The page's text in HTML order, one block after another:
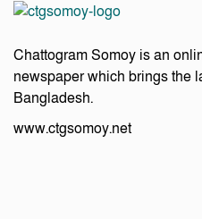
Chattogram Somoy is an
newspaper which brings the
Bangladesh.
www.ctgsomoy.net